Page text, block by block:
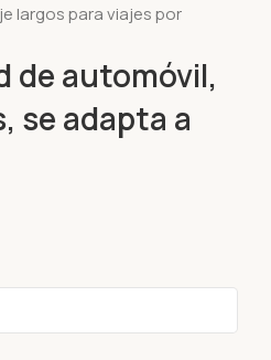
largos para viajes por
de automóvil,
se adapta a